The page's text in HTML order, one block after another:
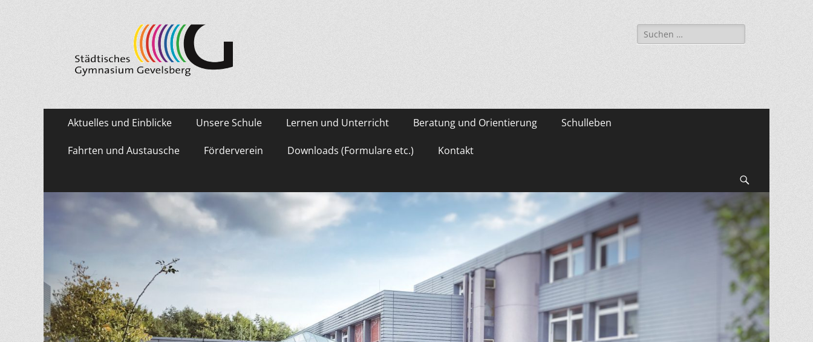
Städtisches Gymnasium Gevelsberg
Suche
nach:
Primäres
Zum
Inhalt
springen
Aktuelles und Einblicke Unsere Schule Lernen und Unterricht Beratung und Orientierung Schulleben
Fahrten und Austausche Förderverein Downloads (Formulare etc.) Kontakt